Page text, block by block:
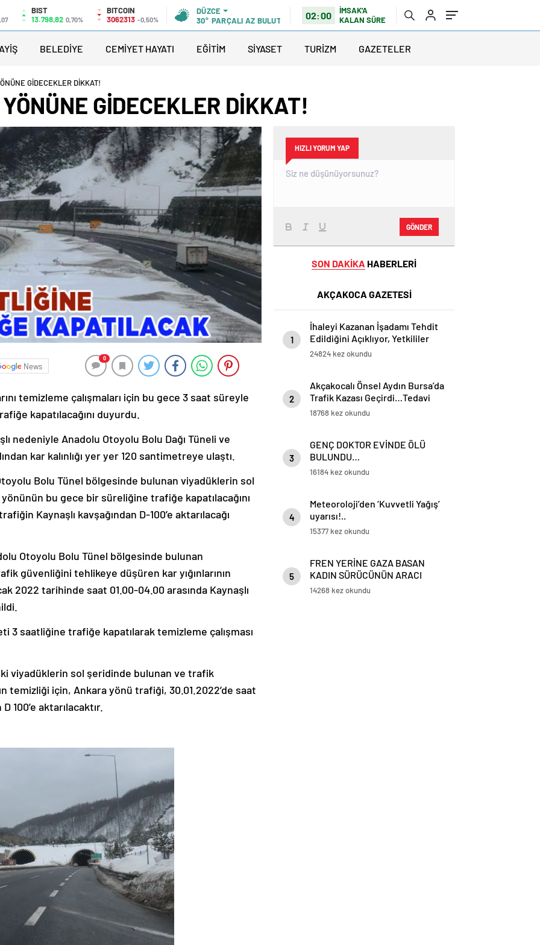
BIST
13.798,82 0,70%
BITCOIN
3062313 -0,50%
DÜZCE
30° PARÇALI AZ BULUTLU 02:00
İMSAK'A
KALAN SÜRE
BELEDİYE CEMİYET HAYATI EĞİTİM SİYASET TURİZM GAZETELER
GİDECEKLER DİKKAT!
GİDECEKLER DİKKAT!
News
0
temizleme çalışmaları için bu gece 3 saat süreyle
kapatılacağını duyurdu.
nedeniyle Anadolu Otoyolu Bolu Dağı Tüneli ve
kar kalınlığı yer yer 120 santimetreye ulaştı.
Bolu Tünel bölgesinde bulunan viyadüklerin sol
bu gece bir süreliğine trafiğe kapatılacağını
Kaynaşlı kavşağından D-100’e aktarılacağı
Otoyolu Bolu Tünel bölgesinde bulunan
güvenliğini tehlikeye düşüren kar yığınlarının
2022 tarihinde saat 01.00-04.00 arasında Kaynaşlı
saatliğine trafiğe kapatılarak temizleme çalışması
viyadüklerin sol şeridinde bulunan ve trafik
temizliği için, Ankara yönü trafiği, 30.01.2022’de saat
100’e aktarılacaktır.
HIZLI YORUM YAP
GÖNDER
SON DAKİKA HABERLERİ
AKÇAKOCA GAZETESİ
1
İhaleyi Kazanan İşadamı Tehdit
Edildiğini Açıklıyor, Yetkililer
Suskun!
24824 kez okundu
2
Akçakocalı Önsel Aydın Bursa’da
Trafik Kazası Geçirdi…Tedavi
Altına Alınan Gencin Hayati
18768 kez okundu
3
GENÇ DOKTOR EVİNDE ÖLÜ
BULUNDU…
16184 kez okundu
4
Meteoroloji’den ‘Kuvvetli Yağış’
uyarısı!..
15377 kez okundu
5
FREN YERİNE GAZA BASAN
KADIN SÜRÜCÜNÜN ARACI
KORKULUKLARDA ASILI KALDI
14268 kez okundu